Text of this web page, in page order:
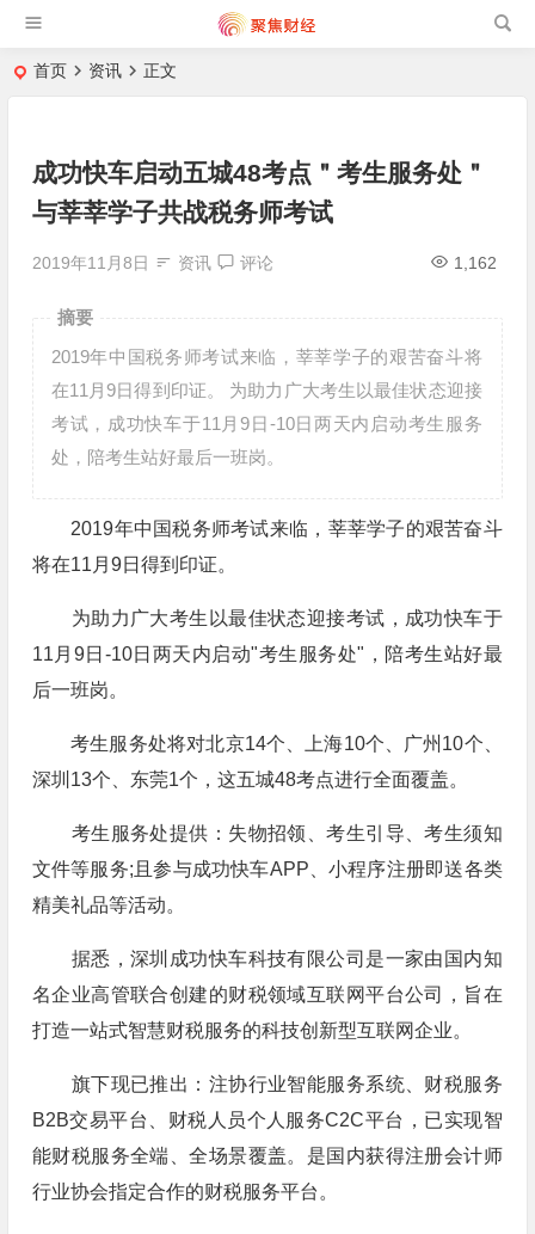
首页 资讯 正文
成功快车启动五城48考点＂考生服务处＂
与莘莘学子共战税务师考试
2019年11月8日 资讯 评论 1,162
摘要
2019年中国税务师考试来临，莘莘学子的艰苦奋斗将
在11月9日得到印证。 为助力广大考生以最佳状态迎接
考试，成功快车于11月9日-10日两天内启动考生服务
处，陪考生站好最后一班岗。
2019年中国税务师考试来临，莘莘学子的艰苦奋斗
将在11月9日得到印证。
为助力广大考生以最佳状态迎接考试，成功快车于
11月9日-10日两天内启动"考生服务处"，陪考生站好最
后一班岗。
考生服务处将对北京14个、上海10个、广州10个、
深圳13个、东莞1个，这五城48考点进行全面覆盖。
考生服务处提供：失物招领、考生引导、考生须知
文件等服务;且参与成功快车APP、小程序注册即送各类
精美礼品等活动。
据悉，深圳成功快车科技有限公司是一家由国内知
名企业高管联合创建的财税领域互联网平台公司，旨在
打造一站式智慧财税服务的科技创新型互联网企业。
旗下现已推出：注协行业智能服务系统、财税服务
B2B交易平台、财税人员个人服务C2C平台，已实现智
能财税服务全端、全场景覆盖。是国内获得注册会计师
行业协会指定合作的财税服务平台。